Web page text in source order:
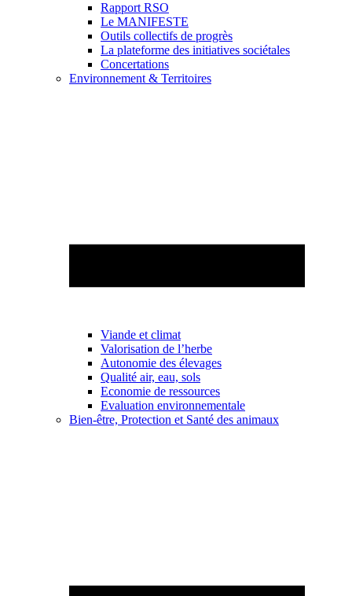
Rapport RSO
Le MANIFESTE
Outils collectifs de progrès
La plateforme des initiatives sociétales
Concertations
Environnement & Territoires
Viande et climat
Valorisation de l’herbe
Autonomie des élevages
Qualité air, eau, sols
Economie de ressources
Evaluation environnementale
Bien-être, Protection et Santé des animaux